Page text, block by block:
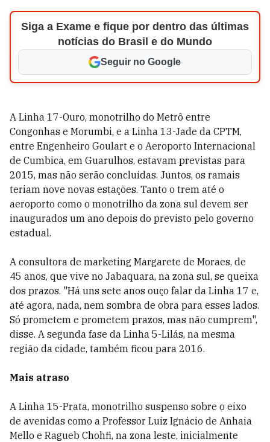
Siga a Exame e fique por dentro das últimas
notícias do Brasil e do Mundo
Seguir no Google
A Linha 17-Ouro, monotrilho do Metrô entre
Congonhas e Morumbi, e a Linha 13-Jade da CPTM,
entre Engenheiro Goulart e o Aeroporto Internacional
de Cumbica, em Guarulhos, estavam previstas para
2015, mas não serão concluídas. Juntos, os ramais
teriam nove novas estações. Tanto o trem até o
aeroporto como o monotrilho da zona sul devem ser
inaugurados um ano depois do previsto pelo governo
estadual.
A consultora de marketing Margarete de Moraes, de
45 anos, que vive no Jabaquara, na zona sul, se queixa
dos prazos. "Há uns sete anos ouço falar da Linha 17 e,
até agora, nada, nem sombra de obra para esses lados.
Só prometem e prometem prazos, mas não cumprem",
disse. A segunda fase da Linha 5-Lilás, na mesma
região da cidade, também ficou para 2016.
Mais atraso
A Linha 15-Prata, monotrilho suspenso sobre o eixo
de avenidas como a Professor Luiz Ignácio de Anhaia
Mello e Ragueb Chohfi, na zona leste, inicialmente